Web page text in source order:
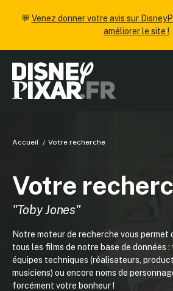
💬 Venez donner votre avis sur
améliorer le site !
Accueil Votre recherche
Votre
"Toby Jones"
Notre moteur de recherche vous permet
tous les films de notre base de données :
équipes techniques (réalisateurs,
musiciens) ou encore noms de
forcément votre bonheur !